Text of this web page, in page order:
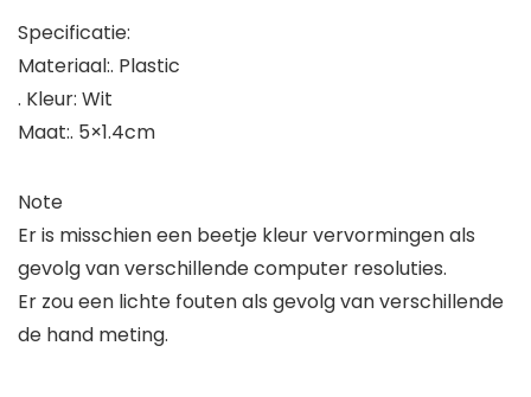
Specificatie:
Materiaal:. Plastic
. Kleur: Wit
Maat:. 5×1.4cm
Note
Er is misschien een beetje kleur vervormingen als
gevolg van verschillende computer resoluties.
Er zou een lichte fouten als gevolg van verschillende
de hand meting.